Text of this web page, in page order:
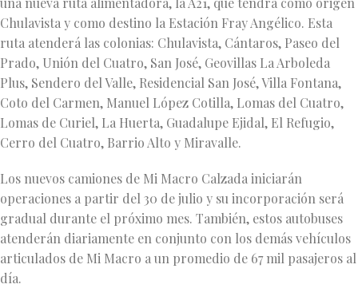
Chulavista y como destino la Estación Fray Angélico. Esta
ruta atenderá las colonias: Chulavista, Cántaros, Paseo del
Prado, Unión del Cuatro, San José, Geovillas La Arboleda
Plus, Sendero del Valle, Residencial San José, Villa Fontana,
Coto del Carmen, Manuel López Cotilla, Lomas del Cuatro,
Lomas de Curiel, La Huerta, Guadalupe Ejidal, El Refugio,
Cerro del Cuatro, Barrio Alto y Miravalle.
Los nuevos camiones de Mi Macro Calzada iniciarán
operaciones a partir del 30 de julio y su incorporación será
gradual durante el próximo mes. También, estos autobuses
atenderán diariamente en conjunto con los demás vehículos
articulados de Mi Macro a un promedio de 67 mil pasajeros al
día.